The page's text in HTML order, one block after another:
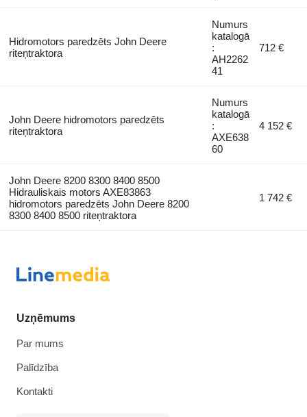
Hidromotors paredzēts John Deere
riteņtraktora
Numurs
katalogā
:
AH2262
41
712 €
John Deere hidromotors paredzēts
riteņtraktora
Numurs
katalogā
:
AXE638
60
4 152 €
John Deere 8200 8300 8400 8500
Hidrauliskais motors AXE83863
hidromotors paredzēts John Deere 8200
8300 8400 8500 riteņtraktora
1 742 €
Uzņēmums
Par mums
Palīdzība
Kontakti